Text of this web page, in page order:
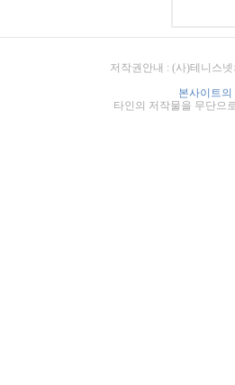
저작권안내 : (사)테니스
본사이트
타인의 저작물을 무단으